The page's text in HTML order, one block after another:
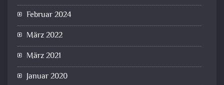
Februar 2024
März 2022
März 2021
Januar 2020